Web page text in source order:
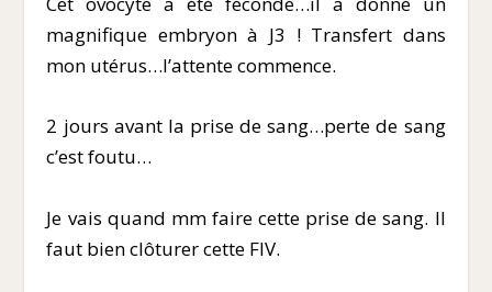
magnifique embryon à J3 ! Transfert dans
mon utérus…l’attente commence.
2 jours avant la prise de sang…perte de sang
c’est foutu…
Je vais quand mm faire cette prise de sang. Il
faut bien clôturer cette FIV.